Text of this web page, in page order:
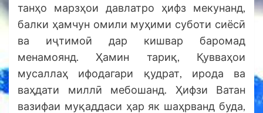
танҳо марзҳои давлатро ҳифз мекунанд,
балки ҳамчун омили муҳими суботи сиёсӣ
ва иҷтимоӣ дар кишвар баромад
менамоянд. Ҳамин тариқ, Қувваҳои
мусаллаҳ ифодагари қудрат, ирода ва
ваҳдати миллӣ мебошанд. Ҳифзи Ватан
вазифаи муқаддаси ҳар як шаҳрванд буда,